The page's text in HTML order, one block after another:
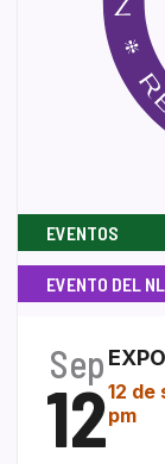
EVENTOS
EVENTO DEL
Sep
1212 de
pm